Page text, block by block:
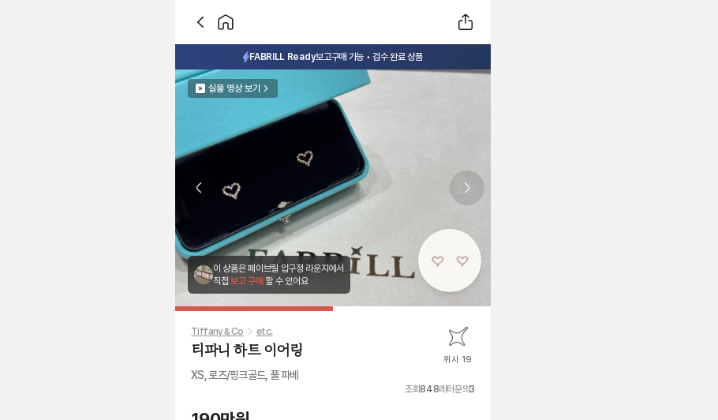
FABRILL Ready보고구매 가능 • 검수 완료 상품
실물 영상 보기
이 상품은 페이브릴 압구정 라운지에서
직접 보고 구매 할 수 있어요
Previous slide Next slide
Tiffany & Co etc.
티파니 하트 이어링 위시 19
XS, 로즈/핑크골드, 풀 파베
조회848레터문의3